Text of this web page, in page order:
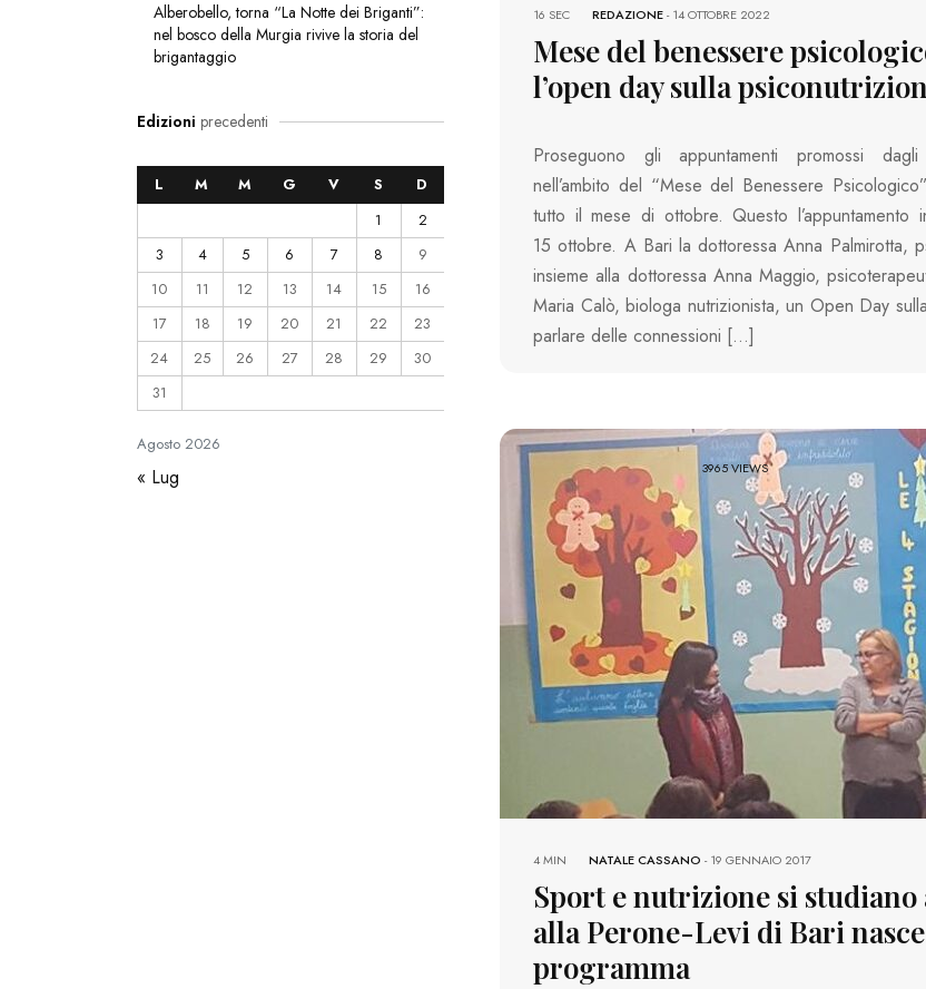
REDAZIONE-14 OTTOBRE 2022
16 SEC
Mese del benessere
l’open day sulla
Proseguono gli appuntamenti promossi
nell’ambito del “Mese del Benessere
tutto il mese di ottobre. Questo l’appuntamento
15 ottobre. A Bari la dottoressa Anna Palmirotta,
insieme alla dottoressa Anna Maggio,
Maria Calò, biologa nutrizionista, un Open Day
parlare delle connessioni […]
3965 VIEWS
NATALE CASSANO -19 GENNAIO 2017
4 MIN
Sport e nutrizione si studiano
alla Perone-Levi di Bari
programma
Alberobello, torna “La Notte dei Briganti”:
nel bosco della Murgia rivive la storia del
brigantaggio
Edizioni precedenti
Agosto2026
L M M G V S
D
1
2
3
4 5 6 7 8
9
10
11 12 13 14 15
16
17
18 19 20 21 22
23
24
25 26 27 28 29
30
31
« Lug